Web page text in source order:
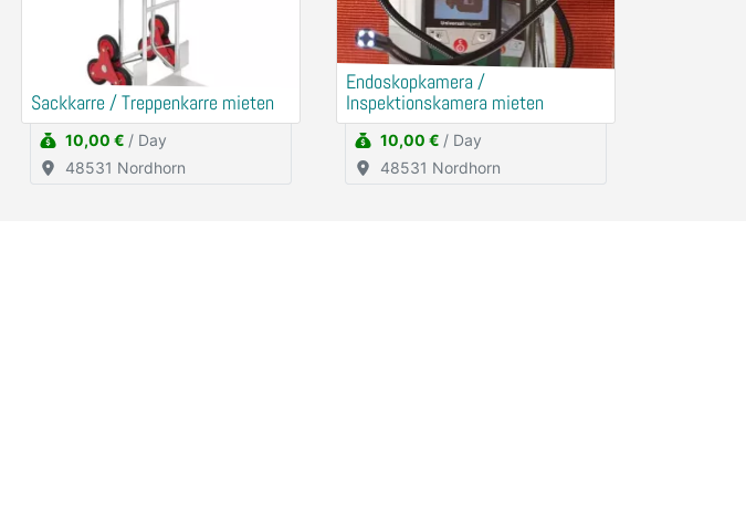
Sackkarre / Treppenkarre mieten
10,00 € / Day
48531 Nordhorn
Endoskopkamera /
Inspektionskamera mieten
10,00 € / Day
48531 Nordhorn